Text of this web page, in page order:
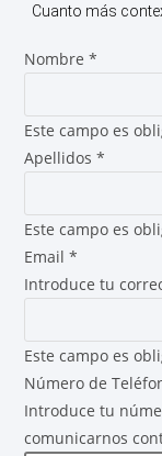
Cuanto más
Nombre*
Este campo es
Apellidos*
Este campo es
Email*
Introduce tu
Este campo es
Número de
Introduce tu
comunicarnos